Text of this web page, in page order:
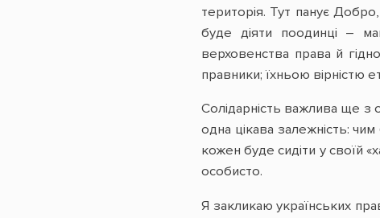
територія. Тут панує
буде діяти поодинці –
верховенства права й
правники; їхньою вірністю
Солідарність важлива ще з
одна цікава залежність:
кожен буде сидіти у своїй
особисто.
Я закликаю українських